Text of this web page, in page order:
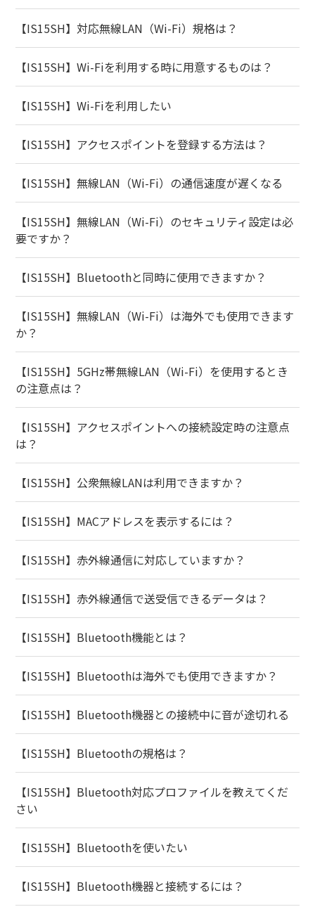
【IS15SH】対応無線LAN（Wi-Fi）規格は？
【IS15SH】Wi-Fiを利用する時に用意するものは？
【IS15SH】Wi-Fiを利用したい
【IS15SH】アクセスポイントを登録する方法は？
【IS15SH】無線LAN（Wi-Fi）の通信速度が遅くなる
【IS15SH】無線LAN（Wi-Fi）のセキュリティ設定は必
要ですか？
【IS15SH】Bluetoothと同時に使用できますか？
【IS15SH】無線LAN（Wi-Fi）は海外でも使用できます
か？
【IS15SH】5GHz帯無線LAN（Wi-Fi）を使用するとき
の注意点は？
【IS15SH】アクセスポイントへの接続設定時の注意点
は？
【IS15SH】公衆無線LANは利用できますか？
【IS15SH】MACアドレスを表示するには？
【IS15SH】赤外線通信に対応していますか？
【IS15SH】赤外線通信で送受信できるデータは？
【IS15SH】Bluetooth機能とは？
【IS15SH】Bluetoothは海外でも使用できますか？
【IS15SH】Bluetooth機器との接続中に音が途切れる
【IS15SH】Bluetoothの規格は？
【IS15SH】Bluetooth対応プロファイルを教えてくだ
さい
【IS15SH】Bluetoothを使いたい
【IS15SH】Bluetooth機器と接続するには？